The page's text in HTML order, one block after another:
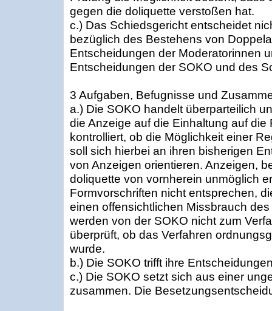
gegen die doliquette verstoßen hat.
c.) Das Schiedsgericht entscheidet
bezüglich des Bestehens von
Entscheidungen der Moderatorinnen
Entscheidungen der SOKO und des
3 Aufgaben, Befugnisse und
a.) Die SOKO handelt überparteilich
die Anzeige auf die Einhaltung auf die
kontrolliert, ob die Möglichkeit einer
soll sich hierbei an ihren bisherigen
von Anzeigen orientieren. Anzeigen,
doliquette von vornherein unmöglich
Formvorschriften nicht entsprechen,
einen offensichtlichen Missbrauch
werden von der SOKO nicht zum
überprüft, ob das Verfahren
wurde.
b.) Die SOKO trifft ihre
c.) Die SOKO setzt sich aus einer
zusammen. Die